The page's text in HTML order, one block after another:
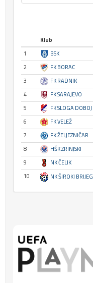
Klub
1
BSK
2
FK BORAC
3
FK RADNIK
4
FK SARAJEVO
5
FK SLOGA DOBOJ
6
FK VELEŽ
7
FK ŽELJEZNIČAR
8
HŠK ZRINJSKI
9
NK ČELIK
10
NK ŠIROKI BRIJEG